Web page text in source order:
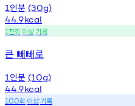
1 인분 (30g)
44.9kcal
1천회 이상기록
큰 빼빼로
1 인분 (10g)
44.9kcal
100회 이상기록